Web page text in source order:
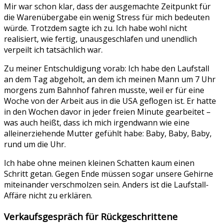
Mir war schon klar, dass der ausgemachte Zeitpunkt für
die Warenübergabe ein wenig Stress für mich bedeuten
würde. Trotzdem sagte ich zu. Ich habe wohl nicht
realisiert, wie fertig, unausgeschlafen und unendlich
verpeilt ich tatsächlich war.
Zu meiner Entschuldigung vorab: Ich habe den Laufstall
an dem Tag abgeholt, an dem ich meinen Mann um 7 Uhr
morgens zum Bahnhof fahren musste, weil er für eine
Woche von der Arbeit aus in die USA geflogen ist. Er hatte
in den Wochen davor in jeder freien Minute gearbeitet –
was auch heißt, dass ich mich irgendwann wie eine
alleinerziehende Mutter gefühlt habe: Baby, Baby, Baby,
rund um die Uhr.
Ich habe ohne meinen kleinen Schatten kaum einen
Schritt getan. Gegen Ende müssen sogar unsere Gehirne
miteinander verschmolzen sein. Anders ist die Laufstall-
Affäre nicht zu erklären.
Verkaufsgespräch für Rückgeschrittene